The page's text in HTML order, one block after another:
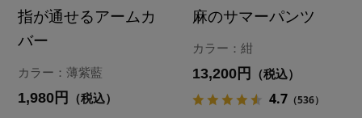
指が通せるアームカ
バー
カラー：薄紫藍
1,980円 （税込）
麻のサマーパンツ
カラー：紺
13,200円 （税込）
4.7 （536）